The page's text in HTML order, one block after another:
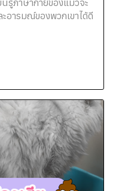
อารมณ์ของพวกเขาได้ดี